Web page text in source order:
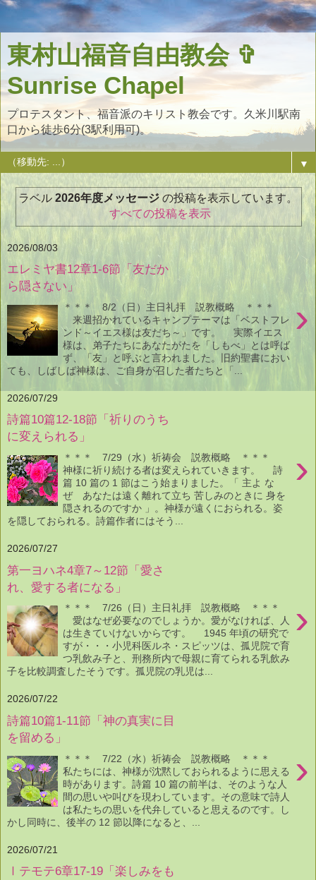
東村山福音自由教会 ✞
Sunrise Chapel
プロテスタント、福音派のキリスト教会です。久米川駅南
口から徒歩6分(3駅利用可)。
▼
ラベル 2026年度メッセージ の投稿を表示しています。
すべての投稿を表示
2026/08/03
エレミヤ書12章1-6節「友だか
ら隠さない」
›
＊＊＊ 8/2（日）主日礼拝 説教概略 ＊＊＊
来週招かれているキャンプテーマは「ベストフレ
ンド～イエス様は友だち～」です。 実際イエス
様は、弟子たちにあなたがたを「しもべ」とは呼ば
ず、「友」と呼ぶと言われました。旧約聖書におい
ても、しばしば神様は、ご自身が召した者たちと「...
2026/07/29
詩篇10篇12-18節「祈りのうち
に変えられる」
›
＊＊＊ 7/29（水）祈祷会 説教概略 ＊＊＊
神様に祈り続ける者は変えられていきます。 詩
篇 10 篇の 1 節はこう始まりました。「 主よ な
ぜ あなたは遠く離れて立ち 苦しみのときに 身を
隠されるのですか 」。神様が遠くにおられる。姿
を隠しておられる。詩篇作者にはそう...
2026/07/27
第一ヨハネ4章7～12節「愛さ
れ、愛する者になる」
›
＊＊＊ 7/26（日）主日礼拝 説教概略 ＊＊＊
愛はなぜ必要なのでしょうか。愛がなければ、人
は生きていけないからです。 1945 年頃の研究で
すが・・・小児科医ルネ・スピッツは、孤児院で育
つ乳飲み子と、刑務所内で母親に育てられる乳飲み
子を比較調査したそうです。孤児院の乳児は...
2026/07/22
詩篇10篇1-11節「神の真実に目
を留める」
›
＊＊＊ 7/22（水）祈祷会 説教概略 ＊＊＊
私たちには、神様が沈黙しておられるように思える
時があります。詩篇 10 篇の前半は、そのような人
間の思いや叫びを現わしています。その意味で詩人
は私たちの思いを代弁していると思えるのです。し
かし同時に、後半の 12 節以降になると、...
2026/07/21
Ⅰテモテ6章17-19「楽しみをも